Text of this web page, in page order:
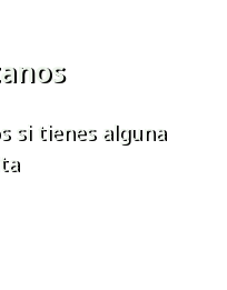
si tienes alguna